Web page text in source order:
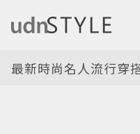
最新時尚名人流行穿